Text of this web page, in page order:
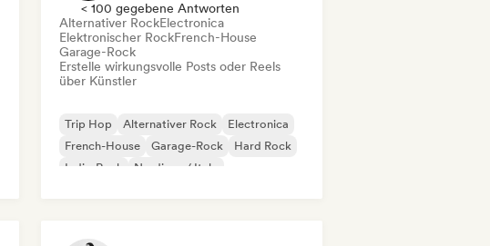
< 100 gegebene Antworten
Alternativer RockElectronica
Elektronischer RockFrench-House
Garage-Rock
Erstelle wirkungsvolle Posts oder Reels
über Künstler
Trip Hop Alternativer Rock
Electronica
French-House
Garage-Rock
Hard Rock
Indie-Rock
Nu-disco / Italo